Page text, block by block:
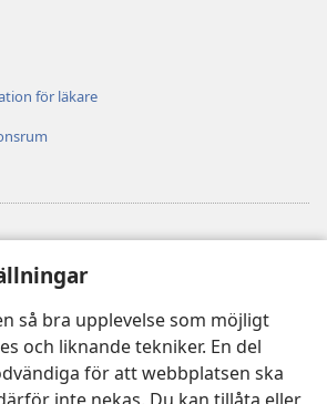
så bra upplevelse som möjligt
och liknande tekniker. En del
för att webbplatsen ska
för läkare
LIBRARY™